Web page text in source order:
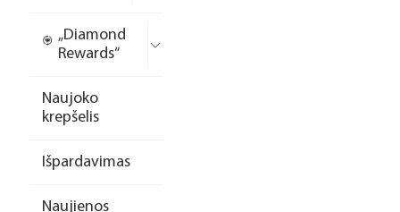
„Diamond
Rewards“
Naujoko
krepšelis
Išpardavimas
Naujienos